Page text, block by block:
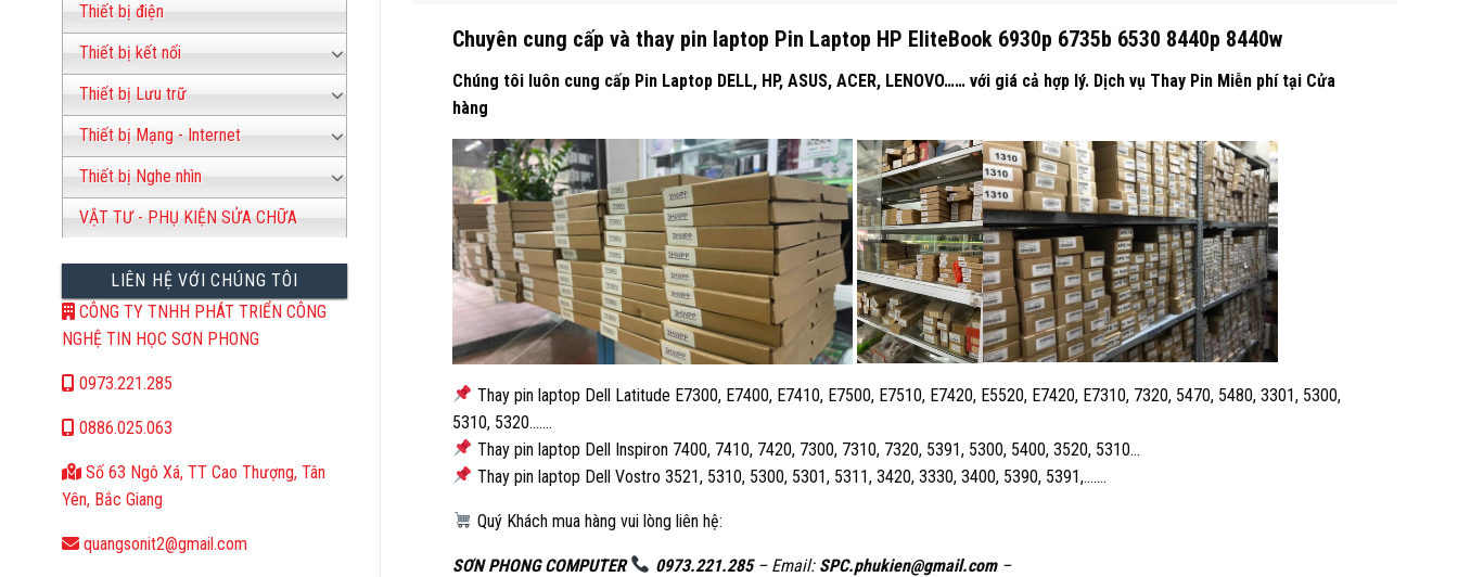
Thiết bị điện
Thiết bị kết nối
Thiết bị Lưu trữ
Thiết bị Mạng - Internet
Thiết bị Nghe nhìn
VẬT TƯ - PHỤ KIỆN SỬA CHỮA
LIÊN HỆ VỚI CHÚNG TÔI
CÔNG TY TNHH PHÁT TRIỂN CÔNG
NGHỆ TIN HỌC SƠN PHONG
0973.221.285
0886.025.063
Số 63 Ngô Xá, TT Cao Thượng, Tân
Yên, Bắc Giang
quangsonit2@gmail.com
Chuyên cung cấp và thay pin laptop Pin Laptop HP EliteBook 6930p 6735b 6530 8440p 8440w
Chúng tôi luôn cung cấp Pin Laptop DELL, HP, ASUS, ACER, LENOVO…… với giá cả hợp lý. Dịch vụ Thay Pin Miễn phí tại Cửa
hàng
Thay pin laptop Dell Latitude E7300, E7400, E7410, E7500, E7510, E7420, E5520, E7420, E7310, 7320, 5470, 5480, 3301, 5300,
5310, 5320…….
Thay pin laptop Dell Inspiron 7400, 7410, 7420, 7300, 7310, 7320, 5391, 5300, 5400, 3520, 5310…
Thay pin laptop Dell Vostro 3521, 5310, 5300, 5301, 5311, 3420, 3330, 3400, 5390, 5391,…….
Quý Khách mua hàng vui lòng liên hệ:
SƠN PHONG COMPUTER 0973.221.285– Email: SPC.phukien@gmail.com –